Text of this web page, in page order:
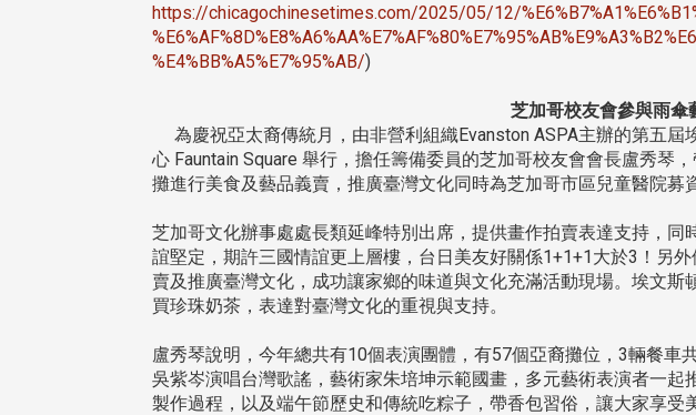
https://chicagochinesetimes.com/2025/05/12/
%E4%BB%A5%E7%95%AB/)
芝加哥校友會參與雨傘
為慶祝亞太裔傳統月，由非營利組織Evanston ASPA主辦的第五
心 Fauntain Square 舉行，擔任籌備委員的芝加哥校友會會長盧秀琴
攤進行美食及藝品義賣，推廣臺灣文化同時為芝加哥市區兒童醫院募
芝加哥文化辦事處處長類延峰特別出席，提供畫作拍賣表達支持，
誼堅定，期許三國情誼更上層樓，台日美友好關係1+1+1大於3！另
賣及推廣臺灣文化，成功讓家鄉的味道與文化充滿活動現場。埃文
買珍珠奶茶，表達對臺灣文化的重視與支持。
盧秀琴說明，今年總共有10個表演團體，有57個亞裔攤位，3輛餐
吳紫岑演唱台灣歌謠，藝術家朱培坤示範國畫，多元藝術表演者一
製作過程，以及端午節歷史和傳統吃粽子，帶香包習俗，讓大家享